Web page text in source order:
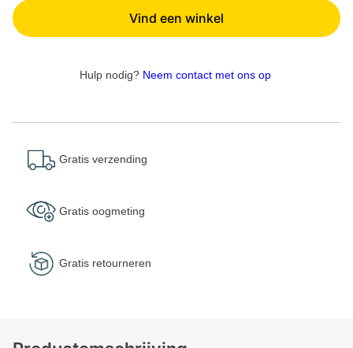
Vind een winkel
Hulp nodig? Neem contact met ons op
Gratis verzending
Gratis oogmeting
Gratis retourneren